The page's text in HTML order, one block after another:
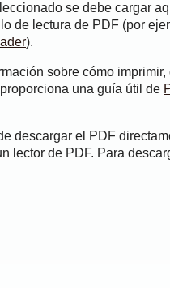
se debe cargar
de lectura de PDF (por
).
sobre cómo
una guía útil de
descargar el PDF
lector de PDF. Para